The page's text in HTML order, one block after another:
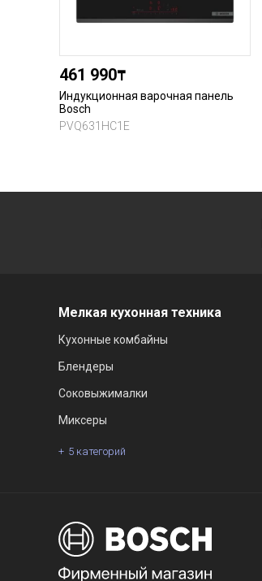
461 990₸
Индукционная варочная панель
Bosch
PVQ631HC1E
Мелкая кухонная техника
Кухонные комбайны
Блендеры
Соковыжималки
Миксеры
5 категорий